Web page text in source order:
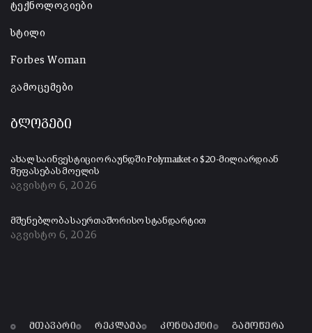
ტექნოლოგიები
სტილი
Forbes Woman
გამოცემები
ბლოგები
ახალ საინვესტიციო რაუნდში Polymarket-ი $20-მილიარდიან
შეფასებას მოელის
აგვისტო 6, 2026
მშენებლობა საერთაშორისო სტანდარტით
აგვისტო 6, 2026
მთავარი რეკლამა კონტაქტი გამოწერა